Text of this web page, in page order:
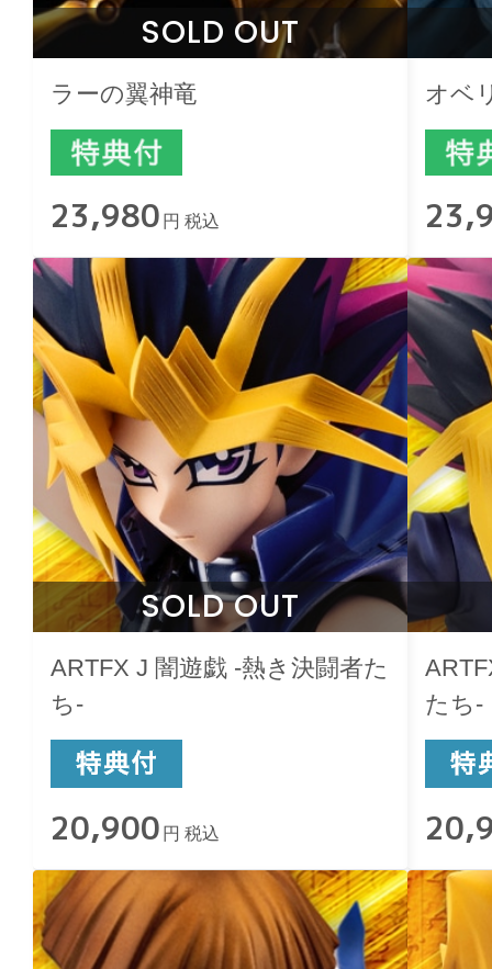
SOLD OUT
ラーの翼神竜
23,980 円 税込
オベ
SOLD OUT
ARTFX J 闇遊戯 -熱き決闘者た
ち-
20,900 円 税込
たち-